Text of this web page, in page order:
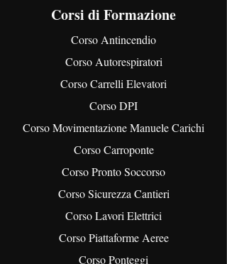
Corsi di Formazione
Corso Antincendio
Corso Autorespiratori
Corso Carrelli Elevatori
Corso DPI
Corso Movimentazione Manuele Carichi
Corso Carroponte
Corso Pronto Soccorso
Corso Sicurezza Cantieri
Corso Lavori Elettrici
Corso Piattaforme Aeree
Corso Ponteggi